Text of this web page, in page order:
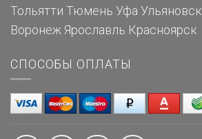
Тольятти Тюмень Уфа Ульяновск
Воронеж Ярославль Красноярск
СПОСОБЫ ОПЛАТЫ